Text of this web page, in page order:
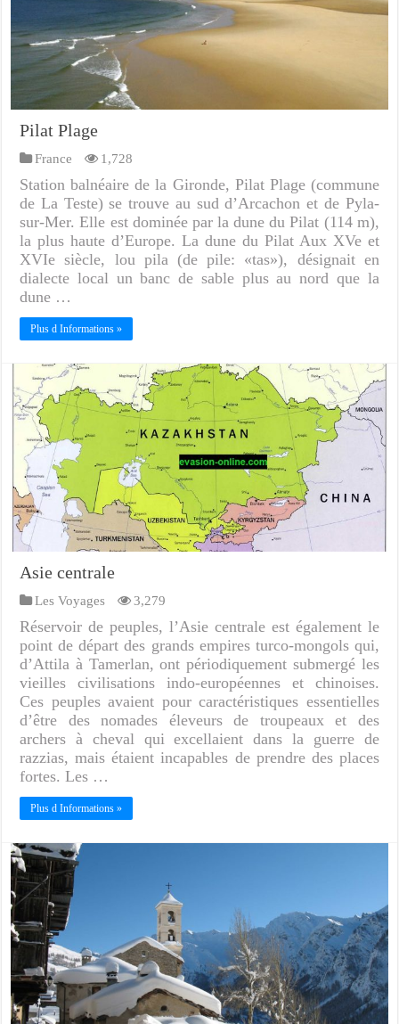
Pilat Plage
France 1,728
Station balnéaire de la Gironde, Pilat Plage (commune
de La Teste) se trouve au sud d’Arcachon et de Pyla-
sur-Mer. Elle est dominée par la dune du Pilat (114 m),
la plus haute d’Europe. La dune du Pilat Aux XVe et
XVIe siècle, lou pila (de pile: «tas»), désignait en
dialecte local un banc de sable plus au nord que la
dune …
Plus d Informations »
Asie centrale
Les Voyages 3,279
Réservoir de peuples, l’Asie centrale est également le
point de départ des grands empires turco-mongols qui,
d’Attila à Tamerlan, ont périodiquement submergé les
vieilles civilisations indo-européennes et chinoises.
Ces peuples avaient pour caractéristiques essentielles
d’être des nomades éleveurs de troupeaux et des
archers à cheval qui excellaient dans la guerre de
razzias, mais étaient incapables de prendre des places
fortes. Les …
Plus d Informations »